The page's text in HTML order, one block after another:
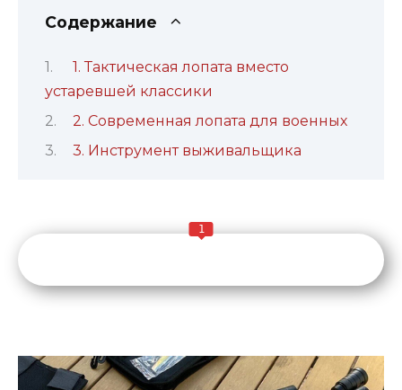
Содержание
1. Тактическая лопата вместо
устаревшей классики
2. Современная лопата для военных
3. Инструмент выживальщика
1